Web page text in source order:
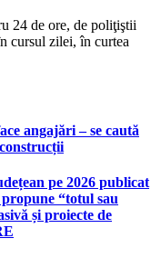
24 de ore, de poliţiştii
cursul zilei, în curtea
angajări – se caută
pe 2026 publicat
“totul sau
și proiecte de